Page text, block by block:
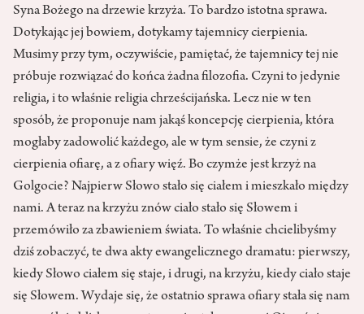
Syna Bożego na drzewie krzyża. To bardzo istotna sprawa.
Dotykając jej bowiem, dotykamy tajemnicy cierpienia.
Musimy przy tym, oczywiście, pamiętać, że tajemnicy tej nie
próbuje rozwiązać do końca żadna filozofia. Czyni to jedynie
religia, i to właśnie religia chrześcijańska. Lecz nie w ten
sposób, że proponuje nam jakąś koncepcję cierpienia, która
mogłaby zadowolić każdego, ale w tym sensie, że czyni z
cierpienia ofiarę, a z ofiary więź. Bo czymże jest krzyż na
Golgocie? Najpierw Słowo stało się ciałem i mieszkało między
nami. A teraz na krzyżu znów ciało stało się Słowem i
przemówiło za zbawieniem świata. To właśnie chcielibyśmy
dziś zobaczyć, te dwa akty ewangelicznego dramatu: pierwszy,
kiedy Słowo ciałem się staje, i drugi, na krzyżu, kiedy ciało staje
się Słowem. Wydaje się, że ostatnio sprawa ofiary stała się nam